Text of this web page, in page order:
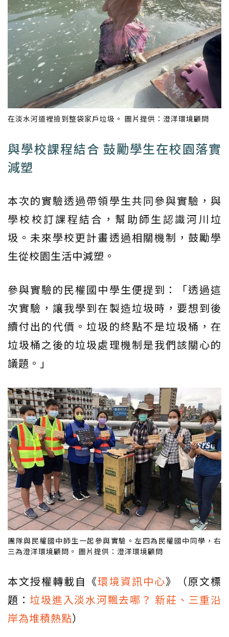
在淡水河道裡撿到整袋家戶垃圾。 圖片提供：澄洋環境顧問
與學校課程結合 鼓勵學生在校園落實
減塑
本次的實驗透過帶領學生共同參與實驗，與
學校校訂課程結合，幫助師生認識河川垃
圾。未來學校更計畫透過相關機制，鼓勵學
生從校園生活中減塑。
參與實驗的民權國中學生便提到：「透過這
次實驗，讓我學到在製造垃圾時，要想到後
續付出的代價。垃圾的終點不是垃圾桶，在
垃圾桶之後的垃圾處理機制是我們該關心的
議題。」
團隊與民權國中師生一起參與實驗。左四為民權國中同學，右
三為澄洋環境顧問。 圖片提供：澄洋環境顧問
本文授權轉載自《環境資訊中心》（原文標
題： 垃圾進入淡水河飄去哪？ 新莊、三重沿
岸為堆積熱點）